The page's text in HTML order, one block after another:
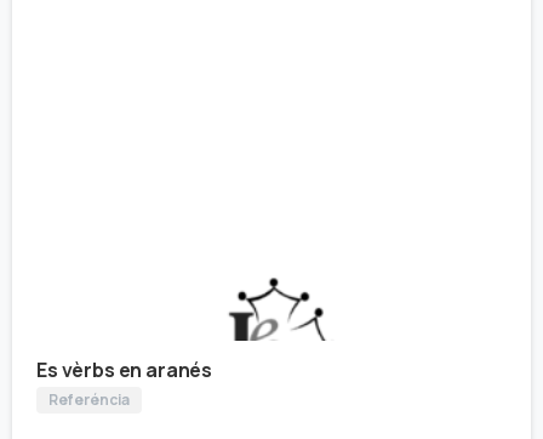
Es vèrbs en aranés
Referéncia